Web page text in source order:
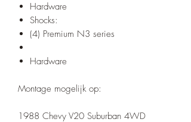
Hardware
Shocks:
(4) Premium N3 series
Hardware
Montage mogelijk op:
1988 Chevy V20 Suburban 4WD